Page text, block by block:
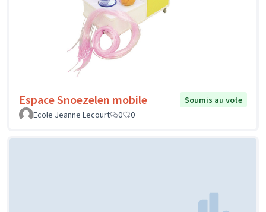
Espace Snoezelen mobile
Soumis au vote
Ecole Jeanne Lecourt
0 0